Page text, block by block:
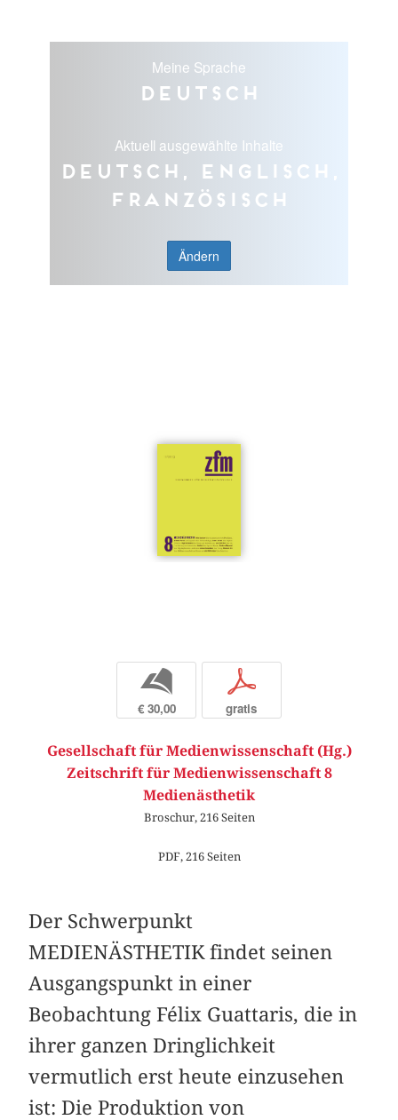
Meine Sprache
Deutsch
Aktuell ausgewählte Inhalte
Deutsch, Englisch,
Französisch
Ändern
b
€ 30,00
p
gratis
Gesellschaft für Medienwissenschaft (Hg.)
Zeitschrift für Medienwissenschaft 8
Medienästhetik
Broschur, 216 Seiten
PDF, 216 Seiten
Der Schwerpunkt
MEDIENÄSTHETIK findet seinen
Ausgangspunkt in einer
Beobachtung Félix Guattaris, die in
ihrer ganzen Dringlichkeit
vermutlich erst heute einzusehen
ist: Die Produktion von